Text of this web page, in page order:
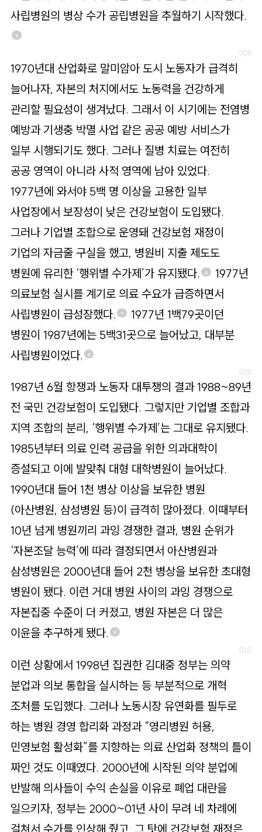
사립병원의 병상 수가 공립병원을 추월하기 시작했다.
5
1970년대 산업화로 말미암아 도시 노동자가 급격히
늘어나자, 자본의 처지에서도 노동력을 건강하게
관리할 필요성이 생겨났다. 그래서 이 시기에는 전염병
예방과 기생충 박멸 사업 같은 공공 예방 서비스가
일부 시행되기도 했다. 그러나 질병 치료는 여전히
공공 영역이 아니라 사적 영역에 남아 있었다.
1977년에 와서야 5백 명 이상을 고용한 일부
사업장에서 보장성이 낮은 건강보험이 도입됐다.
그러나 기업별 조합으로 운영돼 건강보험 재정이
기업의 자금줄 구실을 했고, 병원비 지출 제도도
병원에 유리한 ‘행위별 수가제’가 유지됐다.
6
1977년
의료보험 실시를 계기로 의료 수요가 급증하면서
사립병원이 급성장했다.
7
1977년 1백79곳이던
병원이 1987년에는 5백31곳으로 늘어났고, 대부분
사립병원이었다.
8
1987년 6월 항쟁과 노동자 대투쟁의 결과 1988~89년
전 국민 건강보험이 도입됐다. 그렇지만 기업별 조합과
지역 조합의 분리, ‘행위별 수가제’는 그대로 유지됐다.
1985년부터 의료 인력 공급을 위한 의과대학이
증설되고 이에 발맞춰 대형 대학병원이 늘어났다.
1990년대 들어 1천 병상 이상을 보유한 병원
(아산병원, 삼성병원 등)이 급격히 많아졌다. 이때부터
10년 넘게 병원끼리 과잉 경쟁한 결과, 병원 순위가
‘자본조달 능력’에 따라 결정되면서 아산병원과
삼성병원은 2000년대 들어 2천 병상을 보유한 초대형
병원이 됐다. 이런 거대 병원 사이의 과잉 경쟁으로
자본집중 수준이 더 커졌고, 병원 자본은 더 많은
이윤을 추구하게 됐다.
9
이런 상황에서 1998년 집권한 김대중 정부는 의약
분업과 의보 통합을 실시하는 등 부분적으로 개혁
조처를 도입했다. 그러나 노동시장 유연화를 필두로
하는 병원 경영 합리화 과정과 “영리병원 허용,
민영보험 활성화”를 지향하는 의료 산업화 정책의 틀이
짜인 것도 이때였다. 2000년에 시작된 의약 분업에
반발해 의사들이 수익 손실을 이유로 폐업 대란을
일으키자, 정부는 2000~01년 사이 무려 네 차례에
걸쳐서 수가를 인상해 줬고, 그 탓에 건강보험 재정은